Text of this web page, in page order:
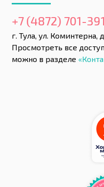
+7 (4872) 701-391
г. Тула, ул. Коминтерна,
Просмотреть все
можно в разделе